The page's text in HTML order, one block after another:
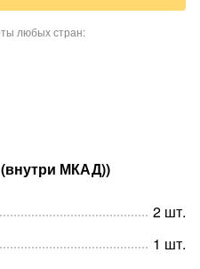
любых стран:
МКАД))
2 шт.
1 шт.